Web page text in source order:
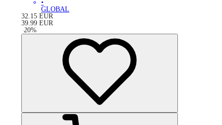
•
GLOBAL
32.15 EUR
39.99 EUR
-20%